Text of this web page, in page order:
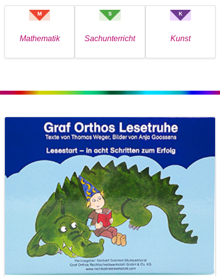
Mathematik Sachunterricht Kunst